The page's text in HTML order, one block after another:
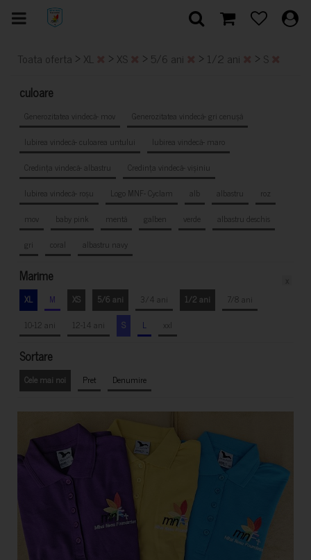
Toata oferta > XL > XS > 5/6 ani > 1/2 ani > S
culoare
Generozitatea vindecă- mov
Generozitatea vindecă- gri cenușă
Iubirea vindecă- culoarea untului
Iubirea vindecă- maro
Credința vindecă- albastru
Credința vindecă- vișiniu
Iubirea vindecă- roșu
Logo MNF- Cyclam alb albastru
roz
mov
baby pink mentă galben verde
albastru deschis
gri
coral albastru navy
Marime
XL M XS 5/6 ani 3/4 ani 1/2 ani
7/8 ani
10-12 ani
12-14 ani S L xxl
Sortare
Cele mai noi Pret Denumire